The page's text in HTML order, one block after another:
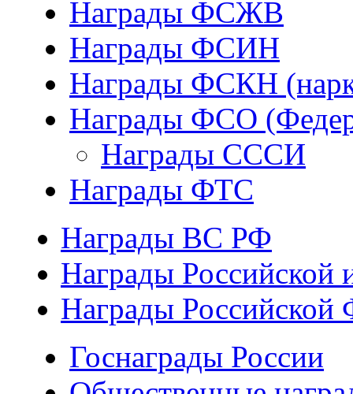
Награды ФСЖВ
Награды ФСИН
Награды ФСКН
Награды ФСО
Награды СССИ
Награды ФТС
Награды ВС РФ
Награды Российской
Награды Российской
Госнаграды России